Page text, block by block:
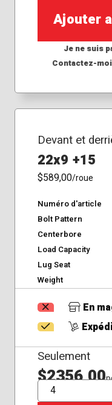
Ajouter
Je ne suis
Contactez-
Devant et
22x9 +15
$589,00/roue
Numéro d'article
Bolt Pattern
Centerbore
Load Capacity
Lug Seat
Weight
En
Seulement
$2356,00
QTÉ